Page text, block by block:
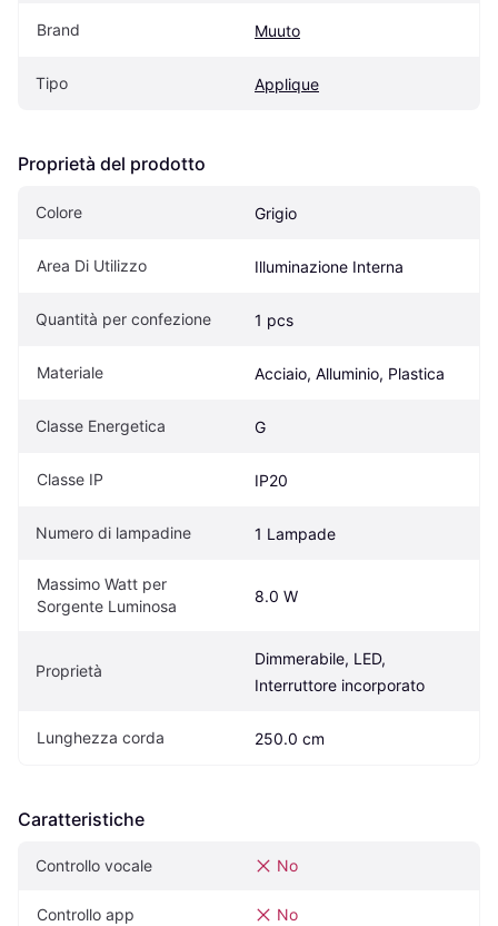
Brand Muuto
Tipo Applique
Proprietà del prodotto
Colore Grigio
Area Di Utilizzo Illuminazione Interna
Quantità per confezione 1 pcs
Materiale Acciaio, Alluminio, Plastica
Classe Energetica G
Classe IP IP20
Numero di lampadine 1 Lampade
Massimo Watt per
Sorgente Luminosa
8.0 W
Proprietà
Dimmerabile, LED,
Interruttore incorporato
Lunghezza corda 250.0 cm
Caratteristiche
Controllo vocale No
Controllo app No